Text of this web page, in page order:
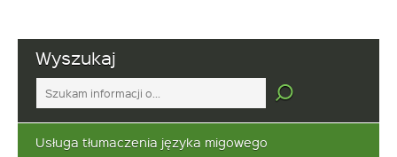
Wyszukaj
wpisz
Usługa tłumaczenia języka migowego